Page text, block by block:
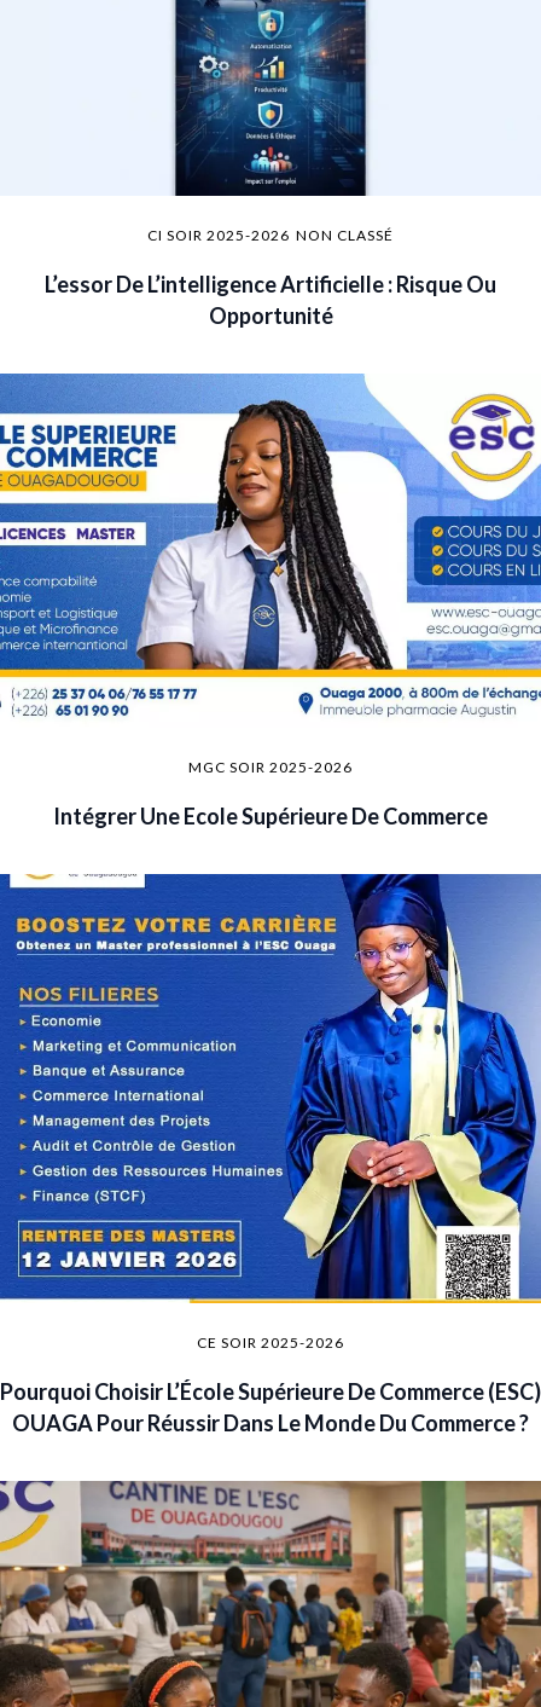
CI SOIR 2025-2026 NON CLASSÉ
L’essor De L’intelligence Artificielle : Risque Ou
Opportunité
MGC SOIR 2025-2026
Intégrer Une Ecole Supérieure De Commerce
CE SOIR 2025-2026
Pourquoi Choisir L’École Supérieure De Commerce (ESC)
OUAGA Pour Réussir Dans Le Monde Du Commerce ?